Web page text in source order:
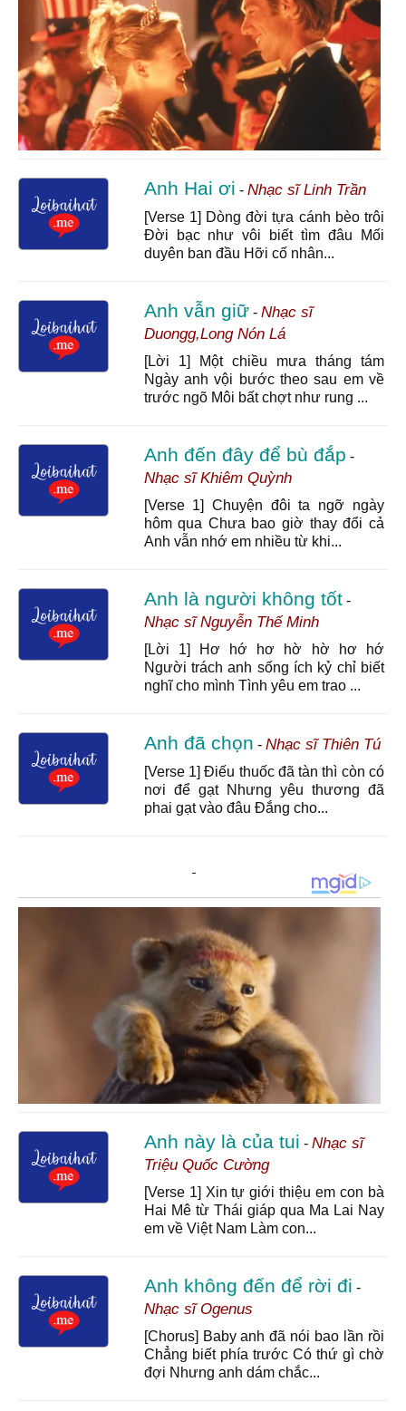
Anh Hai ơi - Nhạc sĩ Linh Trần
[Verse 1] Dòng đời tựa cánh bèo trôi
Đời bạc như vôi biết tìm đâu Mối
duyên ban đầu Hỡi cố nhân...
Anh vẫn giữ- Nhạc sĩ
Duongg,Long Nón Lá
[Lời 1] Một chiều mưa tháng tám
Ngày anh vội bước theo sau em về
trước ngõ Môi bất chợt như rung ...
Anh đến đây để bù đắp -
Nhạc sĩ Khiêm Quỳnh
[Verse 1] Chuyện đôi ta ngỡ ngày
hôm qua Chưa bao giờ thay đổi cả
Anh vẫn nhớ em nhiều từ khi...
Anh là người không tốt-
Nhạc sĩ Nguyễn Thế Minh
[Lời 1] Hơ hớ hơ hờ hờ hơ hớ
Người trách anh sống ích kỷ chỉ biết
nghĩ cho mình Tình yêu em trao ...
Anh đã chọn - Nhạc sĩ Thiên Tú
[Verse 1] Điếu thuốc đã tàn thì còn có
nơi để gạt Nhưng yêu thương đã
phai gạt vào đâu Đắng cho...
Anh này là của tui - Nhạc sĩ
Triệu Quốc Cường
[Verse 1] Xin tự giới thiệu em con bà
Hai Mê từ Thái giáp qua Ma Lai Nay
em về Việt Nam Làm con...
Anh không đến để rời đi -
Nhạc sĩ Ogenus
[Chorus] Baby anh đã nói bao lần rồi
Chẳng biết phía trước Có thứ gì chờ
đợi Nhưng anh dám chắc...